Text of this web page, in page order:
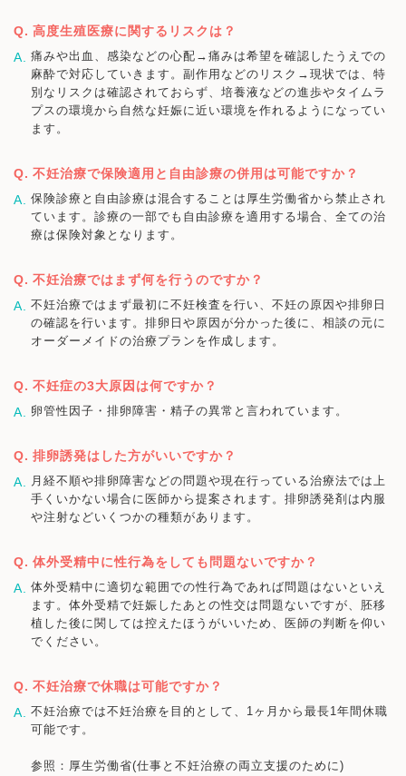
高度生殖医療に関するリスクは？
痛みや出血、感染などの心配→痛みは希望を確認したうえでの
麻酔で対応していきます。副作用などのリスク→現状では、特
別なリスクは確認されておらず、培養液などの進歩やタイムラ
プスの環境から自然な妊娠に近い環境を作れるようになってい
ます。
不妊治療で保険適用と自由診療の併用は可能ですか？
保険診療と自由診療は混合することは厚生労働省から禁止され
ています。診療の一部でも自由診療を適用する場合、全ての治
療は保険対象となります。
不妊治療ではまず何を行うのですか？
不妊治療ではまず最初に不妊検査を行い、不妊の原因や排卵日
の確認を行います。排卵日や原因が分かった後に、相談の元に
オーダーメイドの治療プランを作成します。
不妊症の3大原因は何ですか？
卵管性因子・排卵障害・精子の異常と言われています。
排卵誘発はした方がいいですか？
月経不順や排卵障害などの問題や現在行っている治療法では上
手くいかない場合に医師から提案されます。排卵誘発剤は内服
や注射などいくつかの種類があります。
体外受精中に性行為をしても問題ないですか？
体外受精中に適切な範囲での性行為であれば問題はないといえ
ます。体外受精で妊娠したあとの性交は問題ないですが、胚移
植した後に関しては控えたほうがいいため、医師の判断を仰い
でください。
不妊治療で休職は可能ですか？
不妊治療では不妊治療を目的として、1ヶ月から最長1年間休職
可能です。
参照：厚生労働省(仕事と不妊治療の両立支援のために)